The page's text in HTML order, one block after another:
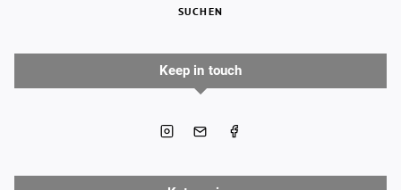
SUCHEN
Keep in touch